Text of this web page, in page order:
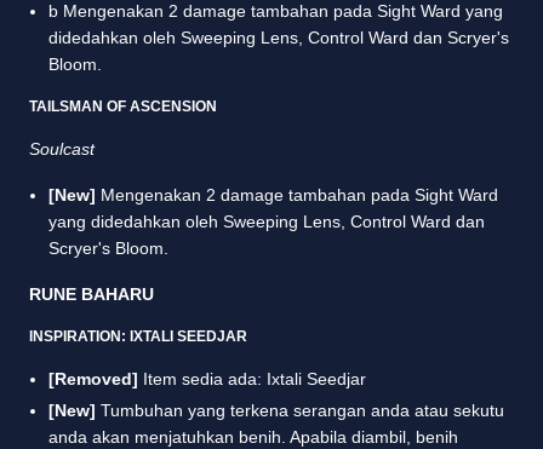
b Mengenakan 2 damage tambahan pada Sight Ward yang
didedahkan oleh Sweeping Lens, Control Ward dan Scryer's
Bloom.
TAILSMAN OF ASCENSION
Soulcast
[New] Mengenakan 2 damage tambahan pada Sight Ward
yang didedahkan oleh Sweeping Lens, Control Ward dan
Scryer's Bloom.
RUNE BAHARU
INSPIRATION: IXTALI SEEDJAR
[Removed] Item sedia ada: Ixtali Seedjar
[New] Tumbuhan yang terkena serangan anda atau sekutu
anda akan menjatuhkan benih. Apabila diambil, benih